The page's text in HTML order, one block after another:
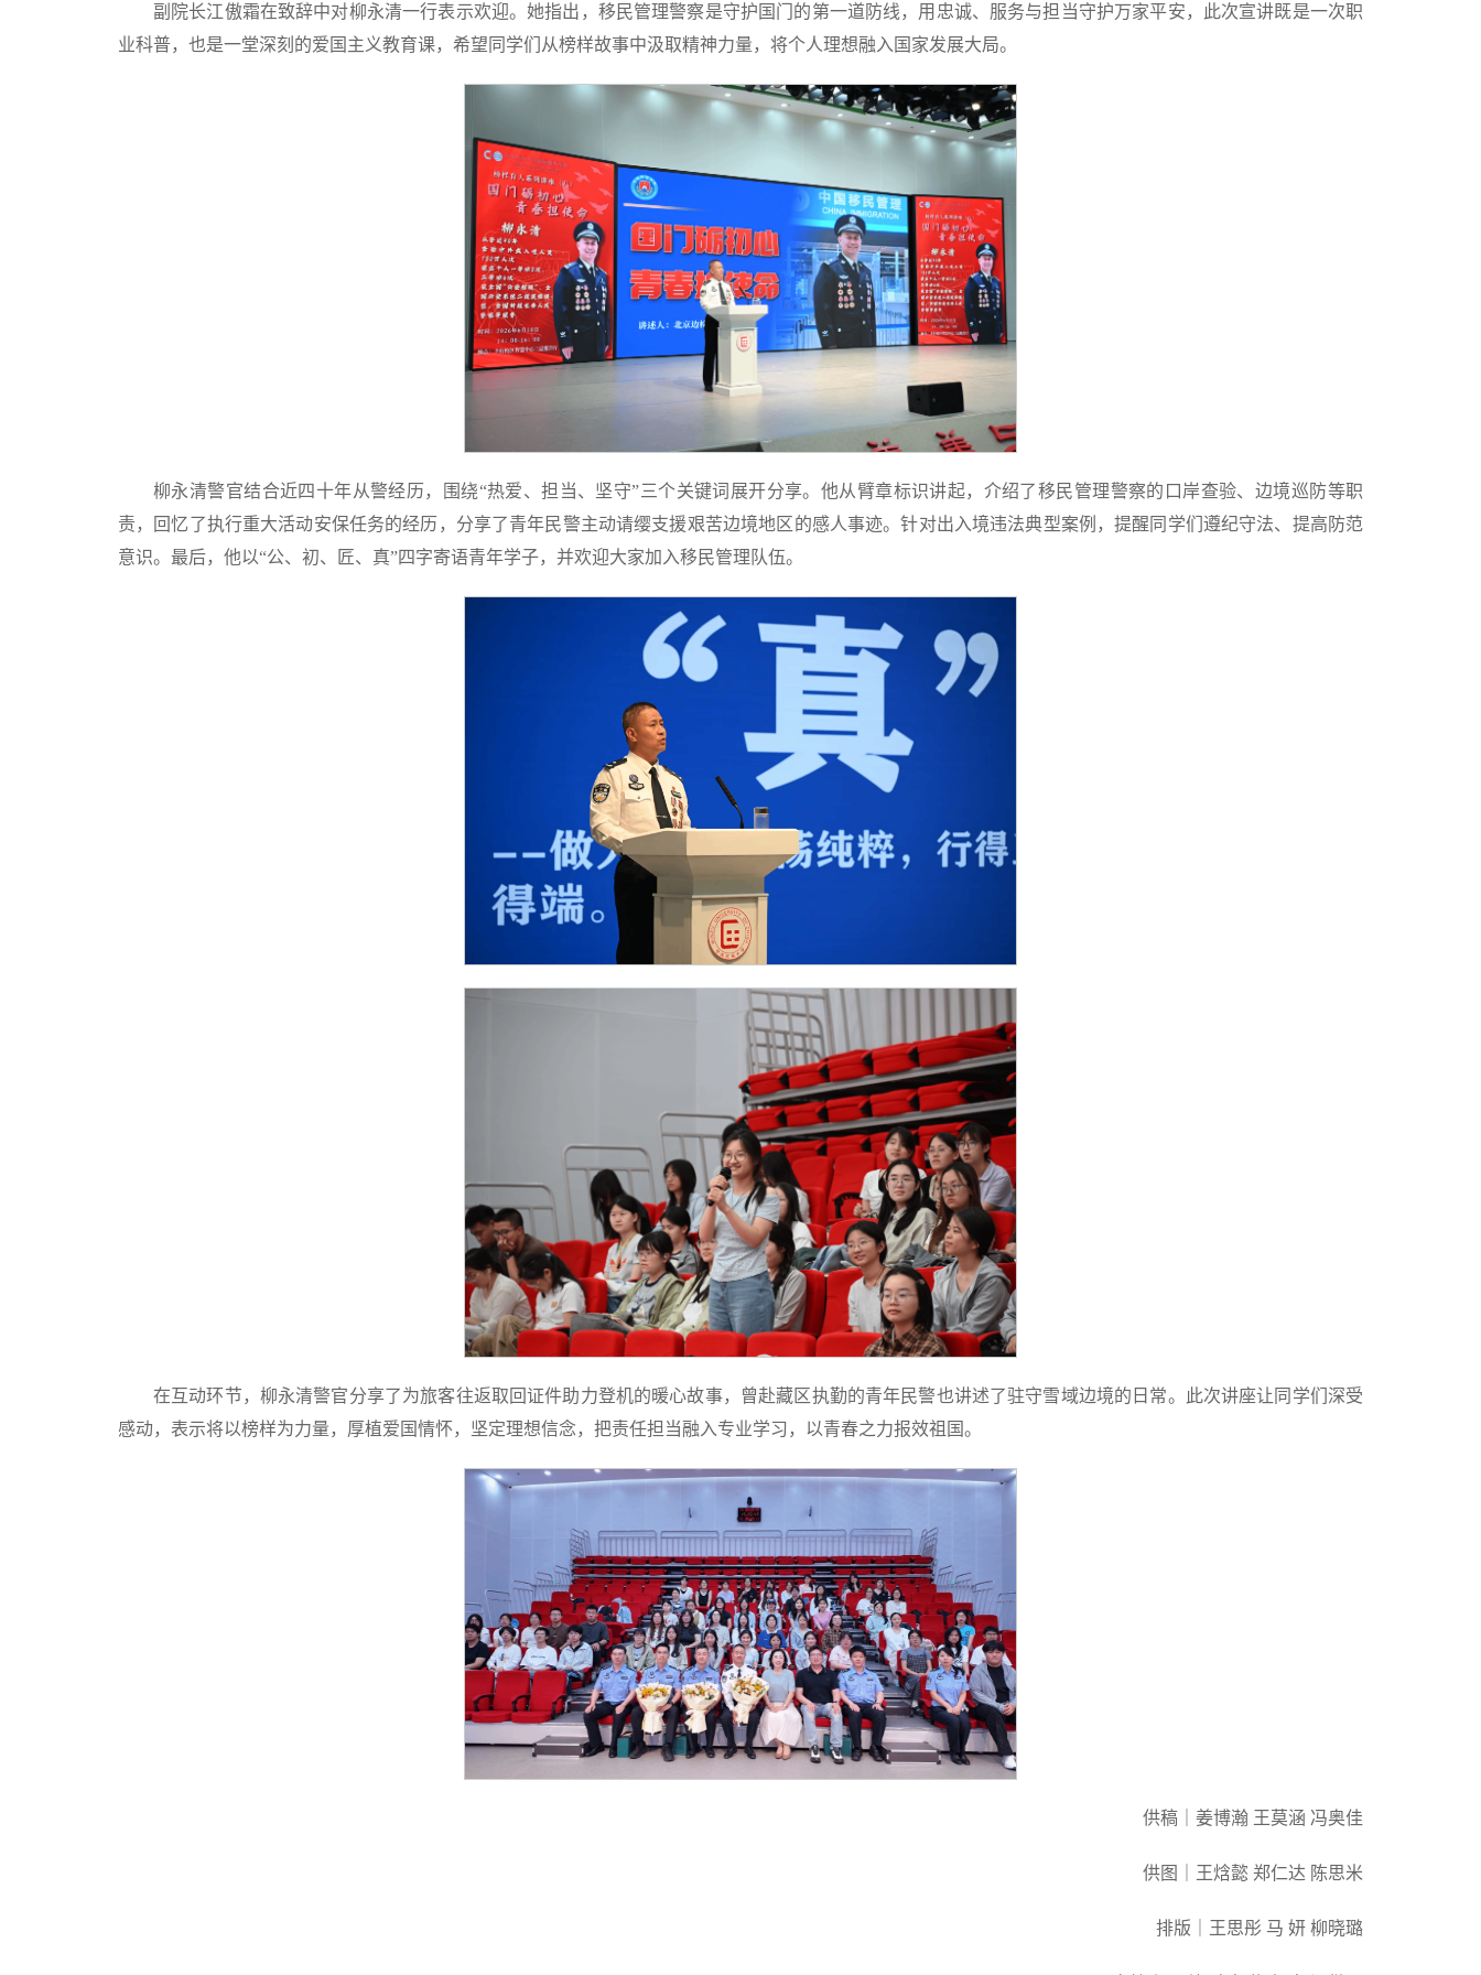
副院长江傲霜在致辞中对柳永清一行表示欢迎。她指出，移民管理警察是守护国门的第一道防线，用忠诚、服务与担当守护万家平安，此次宣讲既是一次职
业科普，也是一堂深刻的爱国主义教育课，希望同学们从榜样故事中汲取精神力量，将个人理想融入国家发展大局。
柳永清警官结合近四十年从警经历，围绕“热爱、担当、坚守”三个关键词展开分享。他从臂章标识讲起，介绍了移民管理警察的口岸查验、边境巡防等职
责，回忆了执行重大活动安保任务的经历，分享了青年民警主动请缨支援艰苦边境地区的感人事迹。针对出入境违法典型案例，提醒同学们遵纪守法、提高防范
意识。最后，他以“公、初、匠、真”四字寄语青年学子，并欢迎大家加入移民管理队伍。
在互动环节，柳永清警官分享了为旅客往返取回证件助力登机的暖心故事，曾赴藏区执勤的青年民警也讲述了驻守雪域边境的日常。此次讲座让同学们深受
感动，表示将以榜样为力量，厚植爱国情怀，坚定理想信念，把责任担当融入专业学习，以青春之力报效祖国。
供稿｜姜博瀚 王莫涵 冯奥佳
供图｜王焓懿 郑仁达 陈思米
排版｜王思彤 马 妍 柳晓璐